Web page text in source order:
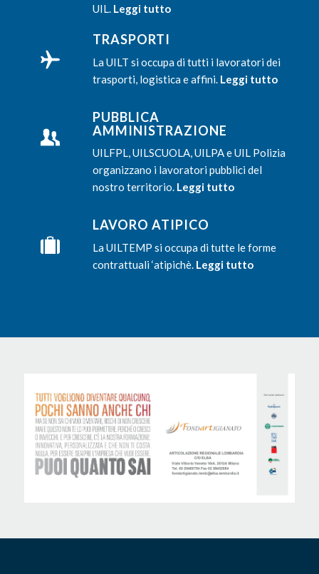
UIL. Leggi tutto
TRASPORTI
La UILT si occupa di tutti i lavoratori dei
trasporti, logistica e affini. Leggi tutto
PUBBLICA
AMMINISTRAZIONE
UILFPL, UILSCUOLA, UILPA e UIL Polizia
organizzano i lavoratori pubblici del
nostro territorio. Leggi tutto
LAVORO ATIPICO
La UILTEMP si occupa di tutte le forme
contrattuali ‘atipichè. Leggi tutto